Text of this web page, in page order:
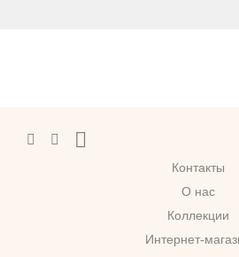
Контакты
О нас
Коллекции
Интернет-